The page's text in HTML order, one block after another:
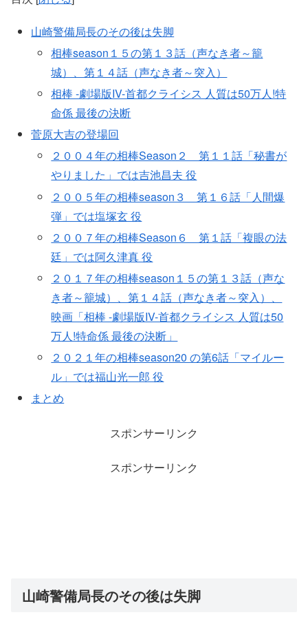
山崎警備局長のその後は失脚
相棒season１５の第１３話（声なき者～籠
城）、第１４話（声なき者～突入）
相棒 -劇場版IV-首都クライシス 人質は50万人!特
命係 最後の決断
菅原大吉の登場回
２００４年の相棒Season２ 第１１話「秘書が
やりました」では吉池昌夫 役
２００５年の相棒season３ 第１６話「人間爆
弾」では塩塚玄 役
２００７年の相棒Season６ 第１話「複眼の法
廷」では阿久津真 役
２０１７年の相棒season１５の第１３話（声な
き者～籠城）、第１４話（声なき者～突入）、
映画「相棒 -劇場版IV-首都クライシス 人質は50
万人!特命係 最後の決断」
２０２１年の相棒season20 の第6話「マイルー
ル」では福山光一郎 役
まとめ
スポンサーリンク
スポンサーリンク
山崎警備局長のその後は失脚